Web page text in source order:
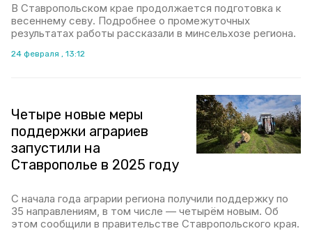
В Ставропольском крае продолжается подготовка к
весеннему севу. Подробнее о промежуточных
результатах работы рассказали в минсельхозе региона.
24 февраля , 13:12
Четыре новые меры
поддержки аграриев
запустили на
Ставрополье в 2025 году
С начала года аграрии региона получили поддержку по
35 направлениям, в том числе — четырём новым. Об
этом сообщили в правительстве Ставропольского края.